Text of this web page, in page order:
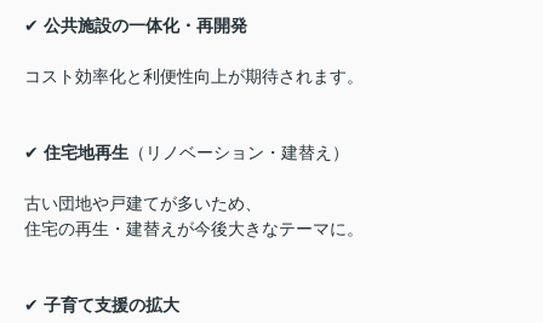
✔ 公共施設の一体化・再開発
コスト効率化と利便性向上が期待されます。
✔ 住宅地再生 （リノベーション・建替え）
古い団地や戸建てが多いため、
住宅の再生・建替えが今後大きなテーマに。
✔ 子育て支援の拡大